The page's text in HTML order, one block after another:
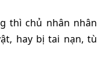
thì chủ nhân nhân
hay bị tai nạn, tù